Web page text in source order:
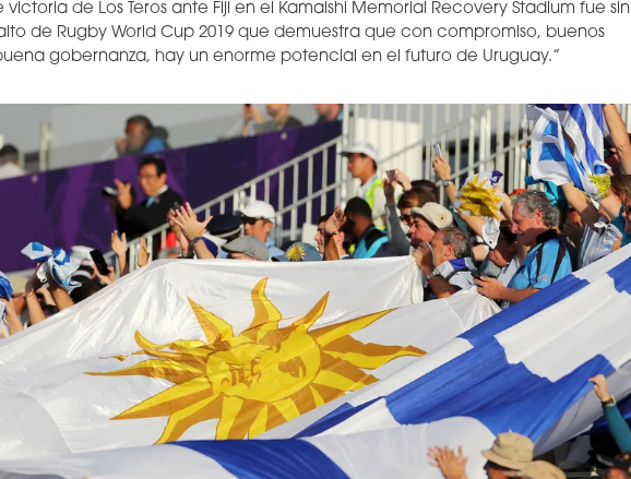
victoria de Los Teros ante Fiji en el Kamaishi Memorial Recovery Stadium fue sin
de Rugby World Cup 2019 que demuestra que con compromiso, buenos
gobernanza, hay un enorme potencial en el futuro de Uruguay.”